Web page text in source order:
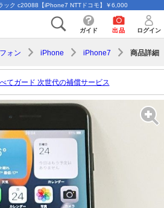
ック c20088【iPhone7 NTTドコモ】￥6,000
ガイド 出品 ログイン
ォン iPhone iPhone7 商品詳細
てガード 次世代の補償サービス